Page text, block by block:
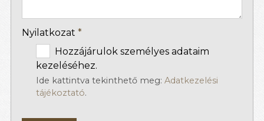
Nyilatkozat *
Hozzájárulok személyes adataim
kezeléséhez.
Ide kattintva tekinthető meg: Adatkezelési
tájékoztató.